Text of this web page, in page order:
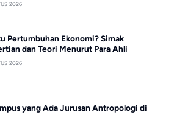
2026
Pertumbuhan Ekonomi? Simak
dan Teori Menurut Para Ahli
2026
yang Ada Jurusan Antropologi di